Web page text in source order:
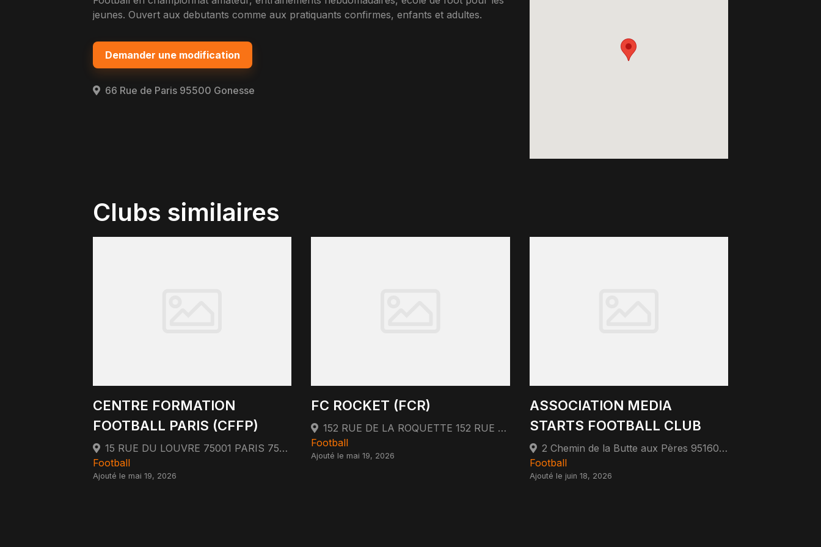
jeunes. Ouvert aux debutants comme aux pratiquants confirmes, enfants et adultes.
Demander une modification
66 Rue de Paris 95500 Gonesse
Clubs similaires
CENTRE FORMATION
FOOTBALL PARIS (CFFP)
15 RUE DU LOUVRE 75001 PARIS 75001 Paris
Football
Ajouté le mai 19, 2026
FC ROCKET (FCR)
152 RUE DE LA ROQUETTE 152 RUE DE LA ROQUETTE 75011 PARIS 75011 Paris
Football
Ajouté le mai 19, 2026
ASSOCIATION MEDIA
STARTS FOOTBALL CLUB
2 Chemin de la Butte aux Pères 95160 Montmorency
Football
Ajouté le juin 18, 2026